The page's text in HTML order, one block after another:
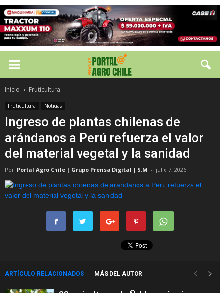
Inicio Fruticultura
Fruticultura Noticias
Ingreso de plantas chilenas de
arándanos a Perú refuerza el valor
del material vegetal y la sanidad
Por Portal Agro Chile | Grupo Prensa Digital | S.M - julio 7, 2026
ARTÍCULO RELACIONADOS MÁS DEL AUTOR